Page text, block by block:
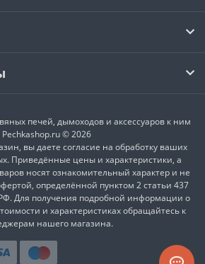
печей, дымоходов и аксессуаров к ним
Pechkashop.ru © 2026
вы даете согласие на обработку ваших
Приведённые цены и характеристики, а
носят ознакомительный характер и не
определённой пунктом 2 статьи 437
РФ. Для получения подробной информации о
и характеристиках обращайтесь к
нашего магазина.